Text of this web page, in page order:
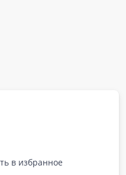
в избранное